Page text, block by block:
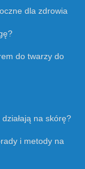
dla zdrowia
do twarzy do
na skórę?
i metody na